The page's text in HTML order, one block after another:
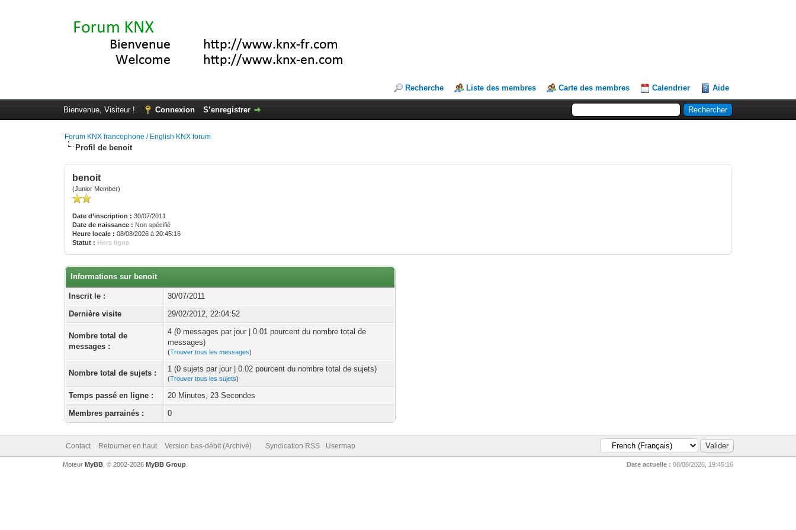
Recherche Liste des membres Carte des membres Calendrier Aide
Bienvenue, Visiteur ! Connexion S’enregistrer
Forum KNX francophone / English KNX forum
Profil de benoit
benoit
(Junior Member)
Date d’inscription : 30/07/2011
Date de naissance : Non spécifié
Heure locale : 08/08/2026 à 20:45:16
Statut : Hors ligne
Informations sur benoit
Inscrit le :
30/07/2011
Dernière visite
29/02/2012, 22:04:52
Nombre total de
messages :
4 (0 messages par jour | 0.01 pourcent du nombre total de
messages)
(Trouver tous les messages)
Nombre total de sujets : 1 (0 sujets par jour | 0.02 pourcent du nombre total de sujets)
(Trouver tous les sujets)
Temps passé en ligne :
20 Minutes, 23 Secondes
Membres parrainés :
0
Contact Retourner en haut Version bas-débit (Archivé) Syndication RSS Usermap
Date actuelle : 08/08/2026, 19:45:16
Moteur MyBB, © 2002-2026 MyBB Group.